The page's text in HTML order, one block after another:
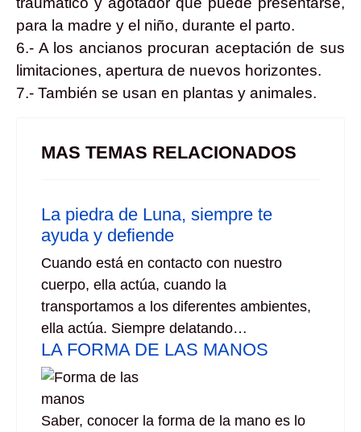
para la madre y el niño, durante el parto.
6.- A los ancianos procuran aceptación de sus
limitaciones, apertura de nuevos horizontes.
7.- También se usan en plantas y animales.
MAS TEMAS RELACIONADOS
La piedra de Luna, siempre te
ayuda y defiende
Cuando está en contacto con nuestro
cuerpo, ella actúa, cuando la
transportamos a los diferentes ambientes,
ella actúa. Siempre delatando…
LA FORMA DE LAS MANOS
Saber, conocer la forma de la mano es lo